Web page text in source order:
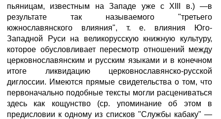
пьяницам, известным на Западе уже с XIII в.) —в
результате так называемого "третьего
южнославянского влияния", т. е. влияния Юго-
Западной Руси на великорусскую книжную культуру,
которое обусловливает пересмотр отношений между
церковнославянским и русским языками и в конечном
итоге ликвидацию церковнославянско-русской
диглоссии. Имеются прямые свидетельства о том, что
первоначально подобные тексты могли расцениваться
здесь как кощунство (ср. упоминание об этом в
предисловии к одному из списков "Службы кабаку" —